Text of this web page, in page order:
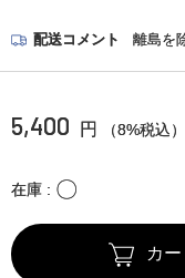
配送コメント 離島を
5,400 円 （8%税込）
在庫 〇
カ